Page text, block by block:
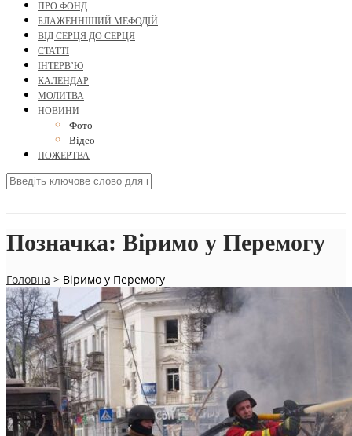
ПРО ФОНД
БЛАЖЕННІШИЙ МЕФОДІЙ
ВІД СЕРЦЯ ДО СЕРЦЯ
СТАТТІ
ІНТЕРВ’Ю
КАЛЕНДАР
МОЛИТВА
НОВИНИ
Фото
Відео
ПОЖЕРТВА
Позначка: Віримо у Перемогу
Головна > Віримо у Перемогу